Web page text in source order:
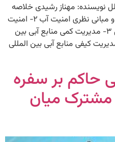
نویسنده: مهناز رشیدی خلاصه
عناوین کتاب: ۱ – مفاهیم، پیشینه و مبانی نظری امنیت آب ۲- امنیت
دستیابی به آب در حقوق بین الملل ۳- مدیریت کمی منابع آبی بین
و رابطه آن با امنیت آب ۴- مدیریت کیفی منابع آبی بین المللی
حاکم بر سفره
مشترک میان